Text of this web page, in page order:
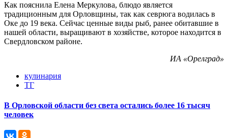
Как пояснила Елена Меркулова, блюдо является
традиционным для Орловщины, так как севрюга водилась в
Оке до 19 века. Сейчас ценные виды рыб, ранее обитавшие в
нашей области, выращивают в хозяйстве, которое находится в
Свердловском районе.
ИА «Орелград»
кулинария
ТГ
В Орловской области без света остались более 16 тысяч
человек